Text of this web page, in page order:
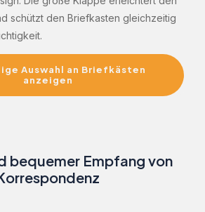
schützt den Briefkasten gleichzeitig
Auswahl an Briefkästen
anzeigen
bequemer Empfang von